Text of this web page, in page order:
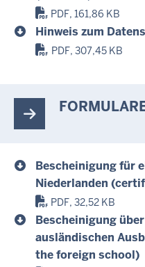
PDF, 161,86 KB
Hinweis zum
PDF, 307,45 KB
Bescheinigung für
Niederlanden
PDF, 32,52 KB
Bescheinigung
ausländischen
the foreign school)